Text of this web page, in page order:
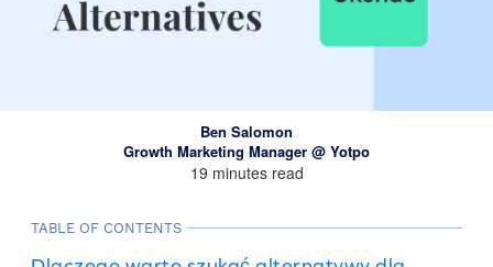
Ben Salomon
Growth Marketing Manager @ Yotpo
19 minutes read
TABLE OF CONTENTS